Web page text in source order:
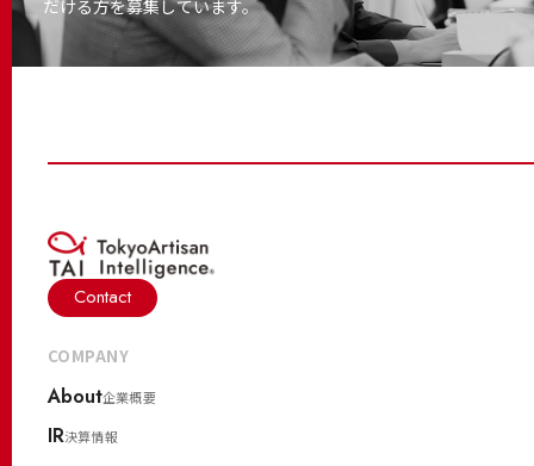
だける方を募集しています。
Contact
COMPANY
About企業概要
IR決算情報